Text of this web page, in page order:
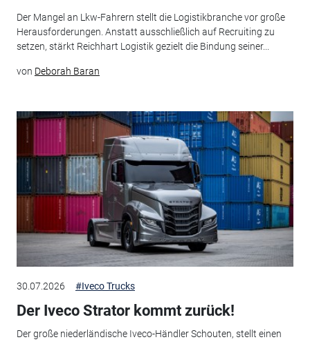
Der Mangel an Lkw-Fahrern stellt die Logistikbranche vor große
Herausforderungen. Anstatt ausschließlich auf Recruiting zu
setzen, stärkt Reichhart Logistik gezielt die Bindung seiner...
von Deborah Baran
30.07.2026 #Iveco Trucks
Der Iveco Strator kommt zurück!
Der große niederländische Iveco-Händler Schouten, stellt einen